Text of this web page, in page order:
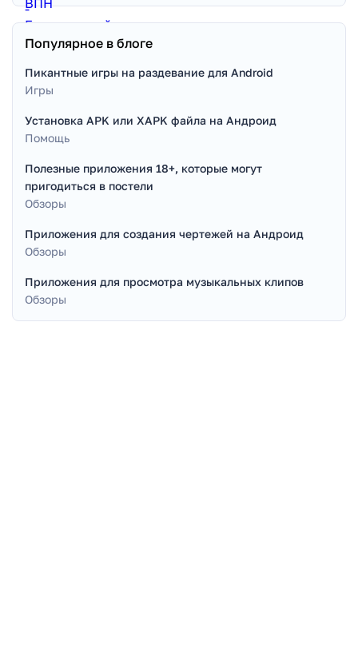
Популярное в блоге
Пикантные игры на раздевание для Android
Игры
Установка APK или XAPK файла на Андроид
Помощь
Полезные приложения 18+, которые могут
пригодиться в постели
Обзоры
Приложения для создания чертежей на Андроид
Обзоры
Приложения для просмотра музыкальных клипов
Обзоры